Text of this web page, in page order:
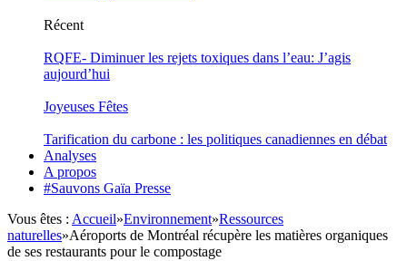
Récent
RQFE- Diminuer les rejets toxiques dans l’eau: J’agis
aujourd’hui
Joyeuses Fêtes
Tarification du carbone : les politiques canadiennes en débat
Analyses
A propos
#Sauvons Gaïa Presse
Vous êtes : Accueil»Environnement»Ressources
naturelles»Aéroports de Montréal récupère les matières organiques
de ses restaurants pour le compostage